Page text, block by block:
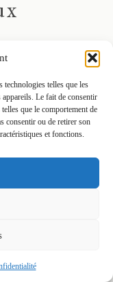
telles que les
Le fait de consentir
que le comportement de
consentir ou de retirer son
et fonctions.
Il offre une
portrait pour les
et les photos de
moment de vie
Il propose
de la durée de la